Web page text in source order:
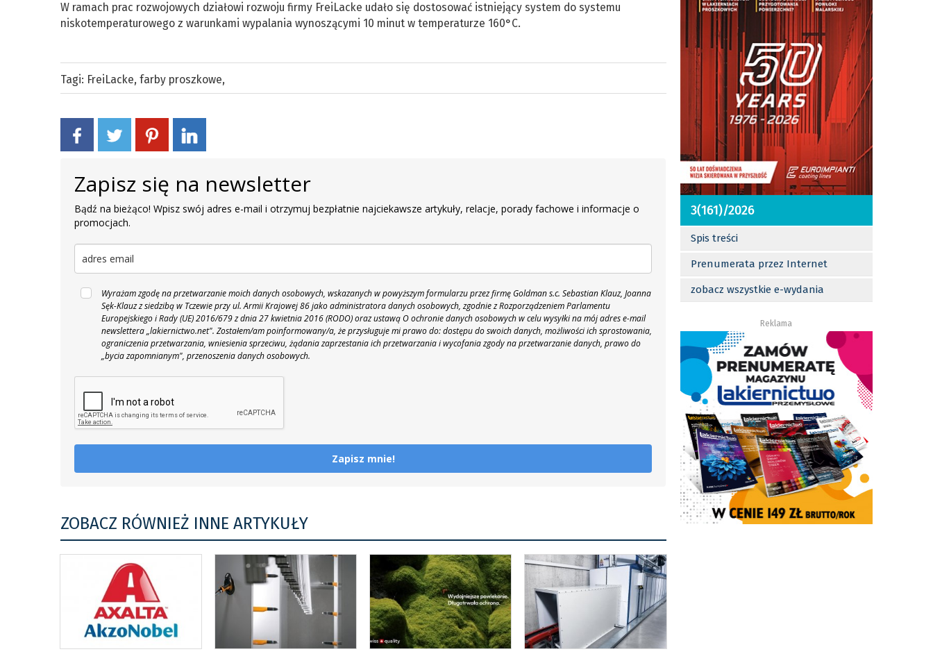
W ramach prac rozwojowych działowi rozwoju firmy FreiLacke udało się dostosować istniejący system do systemu
niskotemperaturowego z warunkami wypalania wynoszącymi 10 minut w temperaturze 160°C.
Tagi: FreiLacke, farby proszkowe,
Zapisz się na newsletter
Bądź na bieżąco! Wpisz swój adres e-mail i otrzymuj bezpłatnie najciekawsze artykuły, relacje, porady fachowe i informacje o
promocjach.
Wyrażam zgodę na przetwarzanie moich danych osobowych, wskazanych w powyższym formularzu przez firmę Goldman s.c. Sebastian Klauz, Joanna
Sęk-Klauz z siedzibą w Tczewie przy ul. Armii Krajowej 86 jako administratora danych osobowych, zgodnie z Rozporządzeniem Parlamentu
Europejskiego i Rady (UE) 2016/679 z dnia 27 kwietnia 2016 (RODO) oraz ustawą O ochronie danych osobowych w celu wysyłki na mój adres e-mail
newslettera „lakiernictwo.net". Zostałem/am poinformowany/a, że przysługuje mi prawo do: dostępu do swoich danych, możliwości ich sprostowania,
ograniczenia przetwarzania, wniesienia sprzeciwu, żądania zaprzestania ich przetwarzania i wycofania zgody na przetwarzanie danych, prawo do
„bycia zapomnianym", przenoszenia danych osobowych.
Zapisz mnie!
ZOBACZ RÓWNIEŻ INNE ARTYKUŁY
3(161)/2026
Spis treści
Prenumerata przez Internet
zobacz wszystkie e-wydania
Reklama